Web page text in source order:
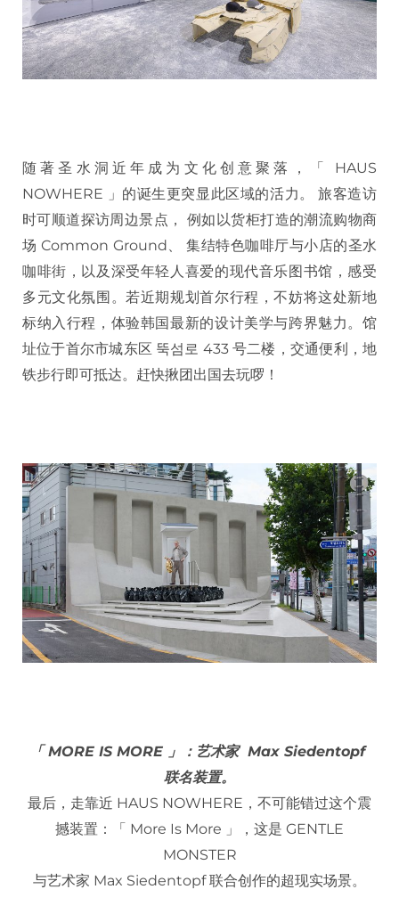
随著圣水洞近年成为文化创意聚落，「 HAUS
NOWHERE 」的诞生更突显此区域的活力。 旅客造访
时可顺道探访周边景点， 例如以货柜打造的潮流购物商
场 Common Ground、 集结特色咖啡厅与小店的圣水
咖啡街，以及深受年轻人喜爱的现代音乐图书馆，感受
多元文化氛围。若近期规划首尔行程，不妨将这处新地
标纳入行程，体验韩国最新的设计美学与跨界魅力。馆
址位于首尔市城东区 뚝섬로 433 号二楼，交通便利，地
铁步行即可抵达。赶快揪团出国去玩啰！
「 MORE IS MORE 」：艺术家 Max Siedentopf
联名装置。
最后，走靠近 HAUS NOWHERE，不可能错过这个震
撼装置：「 More Is More 」，这是 GENTLE
MONSTER
与艺术家 Max Siedentopf 联合创作的超现实场景。